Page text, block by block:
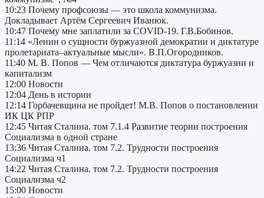
10:23 Почему профсоюзы — это школа коммунизма.
Докладывает Артём Сергеевич Иванюк.
10:47 Почему мне заплатили за COVID-19. Г.В.Бобинов.
11:14 «Ленин о сущности буржуазной демократии и диктатуре
пролетариата–актуальные мысли». В.П.Огородников.
11:40 М. В. Попов — Чем отличаются диктатура буржуазии и
капитализм
12:00 Новости
12:04 День в истории
12:14 Горбачевщина не пройдет! М.В. Попов о постановлении
ИК ЦК РПР
12:45 Читая Сталина. том 7.1.4 Развитие теории построения
Социализма в одной стране
13:36 Читая Сталина. том 7.2. Трудности построения
Социализма ч1
14:22 Читая Сталина. том 7.2. Трудности построения
Социализма ч2
15:00 Новости